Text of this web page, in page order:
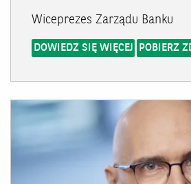
Wiceprezes Zarządu Banku
DOWIEDZ SIĘ WIĘCEJ POBIERZ